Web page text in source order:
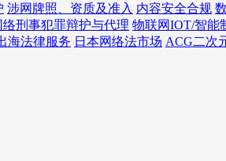
涉网牌照、资质及准入 内容安全合规
络刑事犯罪辩护与代理 物联网IOT/智能
海法律服务 日本网络法市场 ACG二次